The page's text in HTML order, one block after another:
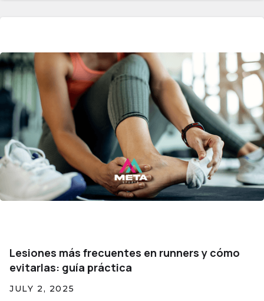
Lesiones más frecuentes en runners y cómo
evitarlas: guía práctica
JULY 2, 2025